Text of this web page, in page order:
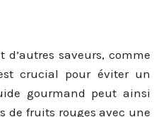
d’autres saveurs, comme
crucial pour éviter un
gourmand peut ainsi
de fruits rouges avec une